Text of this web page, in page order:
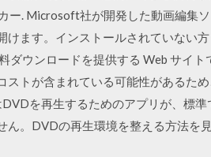
ー. Microsoft社が開発した動画編集
けます。インストールされていない
ダウンロードを提供する Web サイ
ストが含まれている可能性があるた
を再生するためのアプリが、標
ん。DVDの再生環境を整える方法を